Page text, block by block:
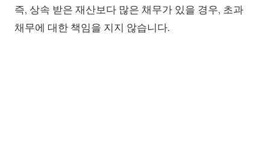
즉, 상속 받은 재산보다 많은 채무가 있을 경우, 초과
채무에 대한 책임을 지지 않습니다.